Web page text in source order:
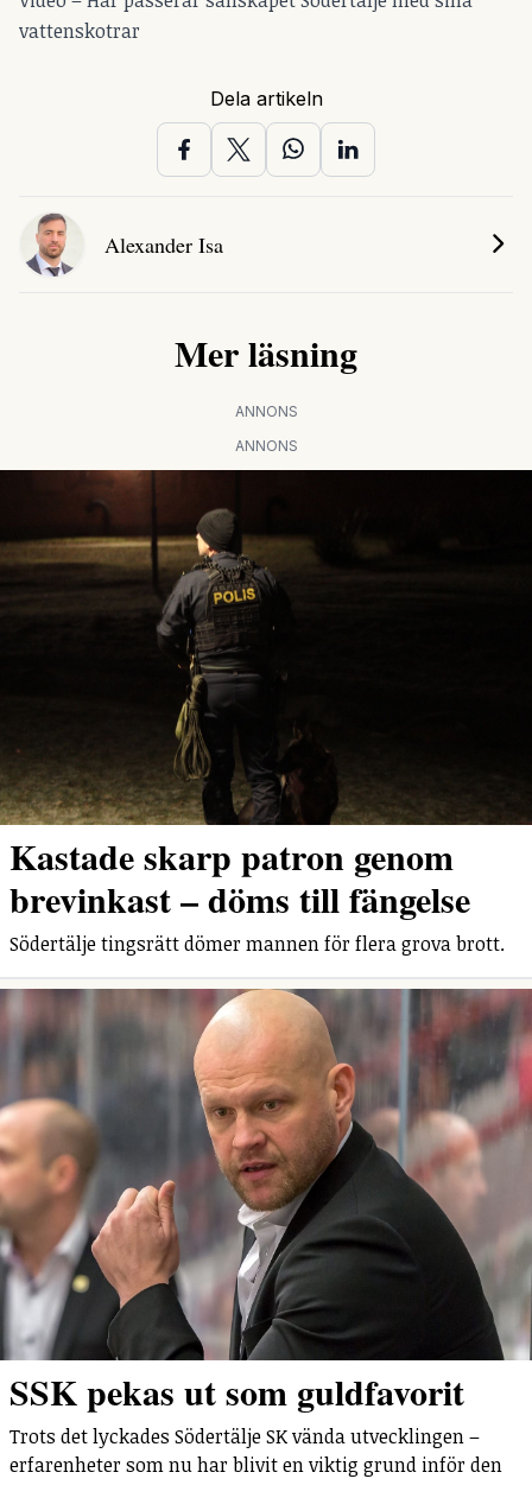
vattenskotrar
Dela artikeln
Alexander Isa
Mer läsning
ANNONS
ANNONS
Kastade skarp patron genom
brevinkast – döms till fängelse
Södertälje tingsrätt dömer mannen för flera grova brott.
SSK pekas ut som guldfavorit
Trots det lyckades Södertälje SK vända utvecklingen –
erfarenheter som nu har blivit en viktig grund inför den